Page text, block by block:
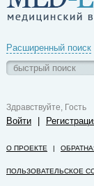
Расширенный поиск
Здравствуйте, Гость
Войти
О ПРОЕКТЕ |
ПОЛЬЗОВАТЕЛЬСКОЕ